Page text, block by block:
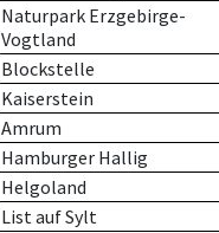
Naturpark Erzgebirge-
Vogtland
Blockstelle
Kaiserstein
Amrum
Hamburger Hallig
Helgoland
List auf Sylt